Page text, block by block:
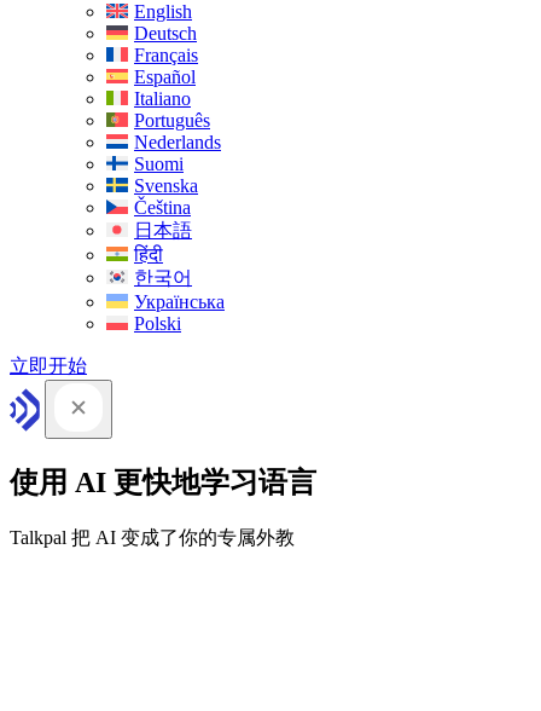
English
Deutsch
Français
Español
Italiano
Português
Nederlands
Suomi
Svenska
Čeština
日本語
हिंदी
한국어
Українська
Polski
立即开始
使用 AI 更快地学习语言
Talkpal 把 AI 变成了你的专属外教